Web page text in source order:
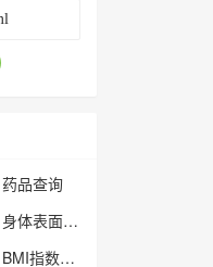
药品查询
身体表面积计算器
BMI指数计算器